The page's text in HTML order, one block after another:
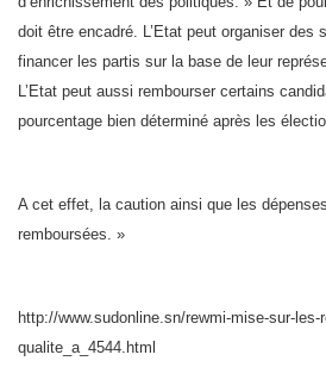
doit être encadré. L’Etat peut organiser des
financer les partis sur la base de leur
L’Etat peut aussi rembourser certains
pourcentage bien déterminé après les
A cet effet, la caution ainsi que les
remboursées. »
http://www.sudonline.sn/rewmi-mise-sur-
qualite_a_4544.html